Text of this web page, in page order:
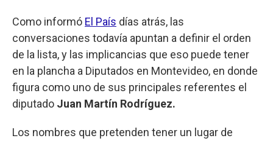
Como informó El País días atrás, las
conversaciones todavía apuntan a definir el orden
de la lista, y las implicancias que eso puede tener
en la plancha a Diputados en Montevideo, en donde
figura como uno de sus principales referentes el
diputado Juan Martín Rodríguez.
Los nombres que pretenden tener un lugar de